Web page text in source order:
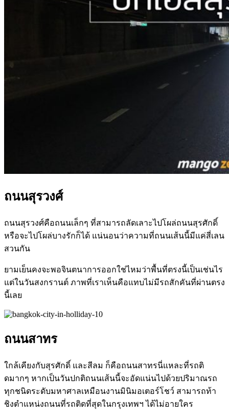
ถนนสุรวงศ์
ถนนสุรวงศ์คือถนนเล็กๆ ที่สามารถลัดเลาะไปโผล่ถนนสุรศักดิ์
หรือจะไปโผล่บางรักก็ได้ แน่นอนว่าความที่ถนนเส้นนี้มีแค่สี่เลน
สวนกัน
ยามเย็นคงจะพอจินตนาการออกใช่ไหมว่าพื้นที่ตรงนี้เป็นเช่นไร
แต่ในวันสงกรานต์ ภาพที่เราเห็นคือแทบไม่มีรถสักคันที่ผ่านตรง
นี้เลย
ถนนสาทร
ใกล้เคียงกับสุรศักดิ์ และสีลม ก็คือถนนสาทรนี่แหละที่รถติ
ดมากๆ หากเป็นวันปกติถนนเส้นนี้จะอัดแน่นไปด้วยปริมาณรถ
ทุกชนิดระดับมหาศาลเหมือนงานมินิมอเตอร์โชว์ สามารถท้า
ชิงตำแหน่งถนนที่รถติดที่สุดในกรุงเทพฯ ได้ไม่อายใคร